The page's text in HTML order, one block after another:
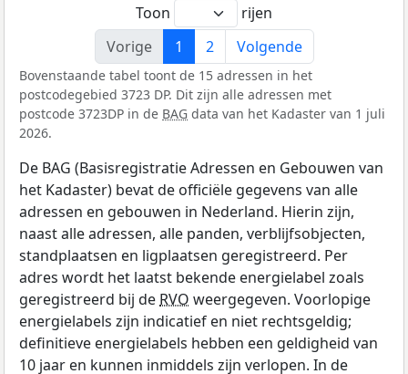
Toon
rijen
Vorige
1 2 Volgende
Bovenstaande tabel toont de 15 adressen in het
postcodegebied 3723 DP. Dit zijn alle adressen met
postcode 3723DP in de BAG data van het Kadaster van 1 juli
2026.
De BAG (Basisregistratie Adressen en Gebouwen van
het Kadaster) bevat de officiële gegevens van alle
adressen en gebouwen in Nederland. Hierin zijn,
naast alle adressen, alle panden, verblijfsobjecten,
standplaatsen en ligplaatsen geregistreerd. Per
adres wordt het laatst bekende energielabel zoals
geregistreerd bij de RVO weergegeven. Voorlopige
energielabels zijn indicatief en niet rechtsgeldig;
definitieve energielabels hebben een geldigheid van
10 jaar en kunnen inmiddels zijn verlopen. In de